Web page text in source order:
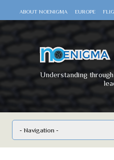
ABOUT NOENIGMA EUROPE
Understanding